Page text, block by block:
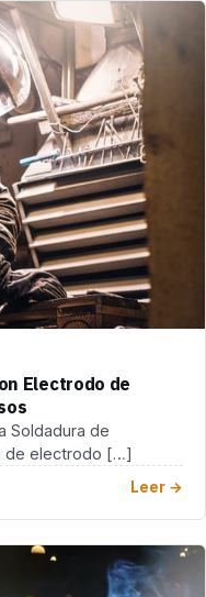
Electrodo de
Soldadura de
de electrodo […]
Leer →